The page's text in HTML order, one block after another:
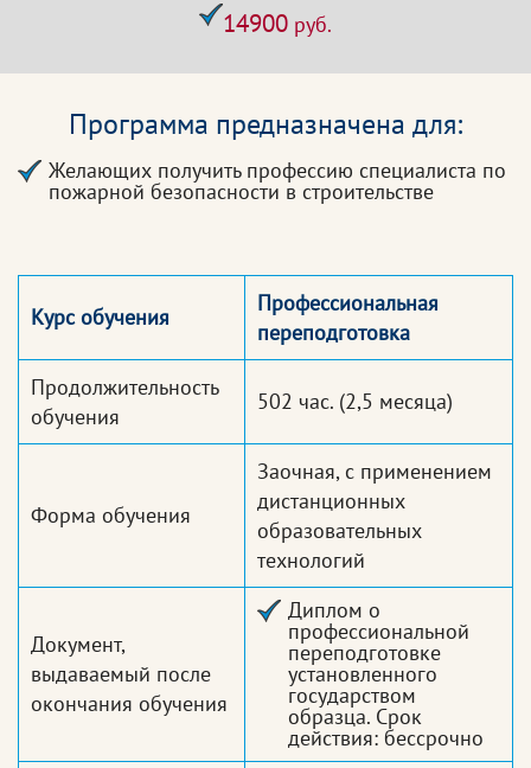
14900 руб.
Программа предназначена для:
Желающих получить профессию специалиста по
пожарной безопасности в строительстве
Курс обучения
Профессиональная
переподготовка
Продолжительность
обучения
502 час. (2,5 месяца)
Форма обучения
Заочная, с применением
дистанционных
образовательных
технологий
Документ,
выдаваемый после
окончания обучения
Диплом о
профессиональной
переподготовке
установленного
государством
образца. Срок
действия: бессрочно